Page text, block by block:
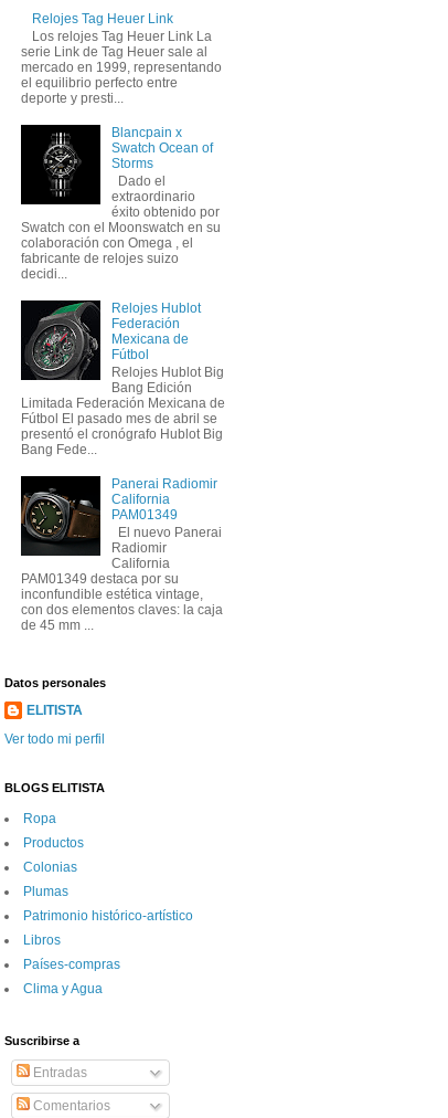
Relojes Tag Heuer Link
Los relojes Tag Heuer Link La
serie Link de Tag Heuer sale al
mercado en 1999, representando
el equilibrio perfecto entre
deporte y presti...
Blancpain x
Swatch Ocean of
Storms
Dado el
extraordinario
éxito obtenido por
Swatch con el Moonswatch en su
colaboración con Omega , el
fabricante de relojes suizo
decidi...
Relojes Hublot
Federación
Mexicana de
Fútbol
Relojes Hublot Big
Bang Edición
Limitada Federación Mexicana de
Fútbol El pasado mes de abril se
presentó el cronógrafo Hublot Big
Bang Fede...
Panerai Radiomir
California
PAM01349
El nuevo Panerai
Radiomir
California
PAM01349 destaca por su
inconfundible estética vintage,
con dos elementos claves: la caja
de 45 mm ...
Datos personales
ELITISTA
Ver todo mi perfil
BLOGS ELITISTA
Ropa
Productos
Colonias
Plumas
Patrimonio histórico-artí­stico
Libros
Paí­ses-compras
Clima y Agua
Suscribirse a
Entradas
Comentarios